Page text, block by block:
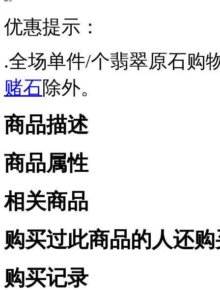
优惠提示：
.全场单件/个翡翠原石购
赌石除外。
商品描述
商品属性
相关商品
购买过此商品的人还
购买记录